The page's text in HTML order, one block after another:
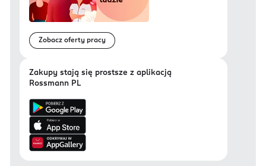
Zobacz oferty pracy
Zakupy stają się prostsze z aplikacją
Rossmann PL